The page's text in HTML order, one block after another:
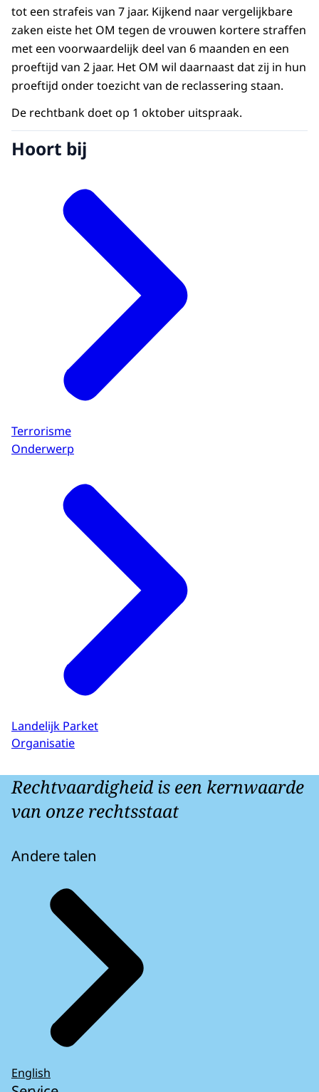
tot een strafeis van 7 jaar. Kijkend naar vergelijkbare
zaken eiste het OM tegen de vrouwen kortere straffen
met een voorwaardelijk deel van 6 maanden en een
proeftijd van 2 jaar. Het OM wil daarnaast dat zij in hun
proeftijd onder toezicht van de reclassering staan.
De rechtbank doet op 1 oktober uitspraak.
Hoort bij
Terrorisme
Onderwerp
Landelijk Parket
Organisatie
Rechtvaardigheid is een kernwaarde
van onze rechtsstaat
Andere talen
English